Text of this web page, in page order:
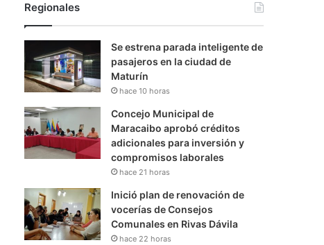
Regionales
Se estrena parada inteligente de
pasajeros en la ciudad de
Maturín
hace 10 horas
Concejo Municipal de
Maracaibo aprobó créditos
adicionales para inversión y
compromisos laborales
hace 21 horas
Inició plan de renovación de
vocerías de Consejos
Comunales en Rivas Dávila
hace 22 horas